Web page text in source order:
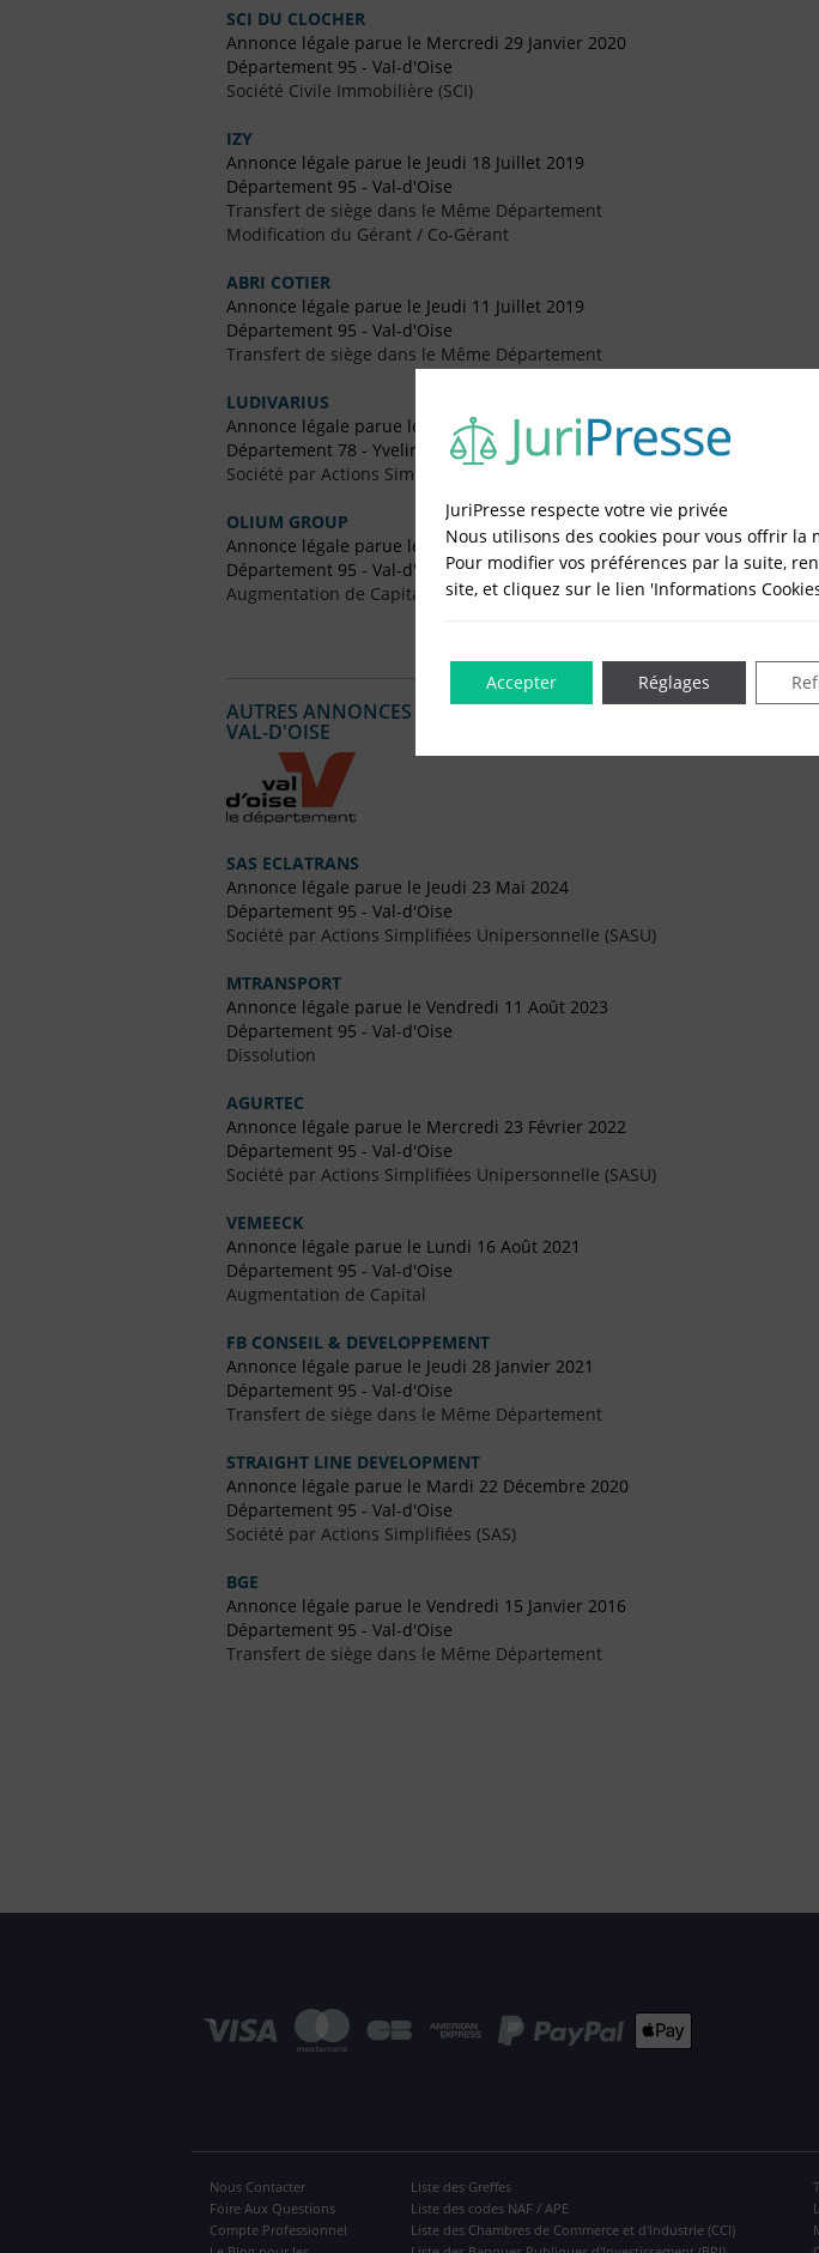
SCI DU CLOCHER
Annonce légale parue le Mercredi 29 Janvier 2020
Département 95 - Val-d'Oise
Société Civile Immobilière (SCI)
IZY
Annonce légale parue le Jeudi 18 Juillet 2019
Département 95 - Val-d'Oise
Transfert de siège dans le Même Département
Modification du Gérant / Co-Gérant
ABRI COTIER
Annonce légale parue le Jeudi 11 Juillet 2019
Département 95 - Val-d'Oise
Transfert de siège dans le Même Département
LUDIVARIUS
Annonce légale parue le Jeudi 3 Janvier 2019
Département 78 - Yvelines
Société par Actions Simplifiées Unipersonnelle (SASU)
OLIUM GROUP
Annonce légale parue le Mardi 17 Octobre 2017
Département 95 - Val-d'Oise
Augmentation de Capital
AUTRES ANNONCES LÉGALES PUBLIÉES EN LIGNE DANS LE
VAL-D'OISE
SAS ECLATRANS
Annonce légale parue le Jeudi 23 Mai 2024
Département 95 - Val-d'Oise
Société par Actions Simplifiées Unipersonnelle (SASU)
MTRANSPORT
Annonce légale parue le Vendredi 11 Août 2023
Département 95 - Val-d'Oise
Dissolution
AGURTEC
Annonce légale parue le Mercredi 23 Février 2022
Département 95 - Val-d'Oise
Société par Actions Simplifiées Unipersonnelle (SASU)
VEMEECK
Annonce légale parue le Lundi 16 Août 2021
Département 95 - Val-d'Oise
Augmentation de Capital
FB CONSEIL & DEVELOPPEMENT
Annonce légale parue le Jeudi 28 Janvier 2021
Département 95 - Val-d'Oise
Transfert de siège dans le Même Département
STRAIGHT LINE DEVELOPMENT
Annonce légale parue le Mardi 22 Décembre 2020
Département 95 - Val-d'Oise
Société par Actions Simplifiées (SAS)
BGE
Annonce légale parue le Vendredi 15 Janvier 2016
Département 95 - Val-d'Oise
Transfert de siège dans le Même Département
Nous Contacter
Foire Aux Questions
Compte Professionnel
Liste des Greffes
Liste des codes NAF / APE
Liste des Chambres de Commerce et d'Industrie (CCI)
JuriPresse respecte votre vie privée
Nous utilisons des cookies pour vous offrir la
Pour modifier vos préférences par la suite,
site, et cliquez sur le lien 'Informations
Accepter Réglages